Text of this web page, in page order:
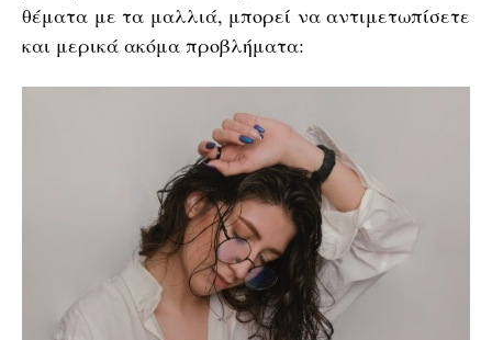
θέματα με τα μαλλιά, μπορεί να αντιμετωπίσετε
και μερικά ακόμα προβλήματα: